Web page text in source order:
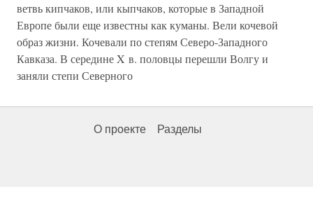
ветвь кипчаков, или кыпчаков, которые в Западной
Европе были еще известны как куманы. Вели кочевой
образ жизни. Кочевали по степям Северо-Западного
Кавказа. В середине X в. половцы перешли Волгу и
заняли степи Северного
О проекте Разделы